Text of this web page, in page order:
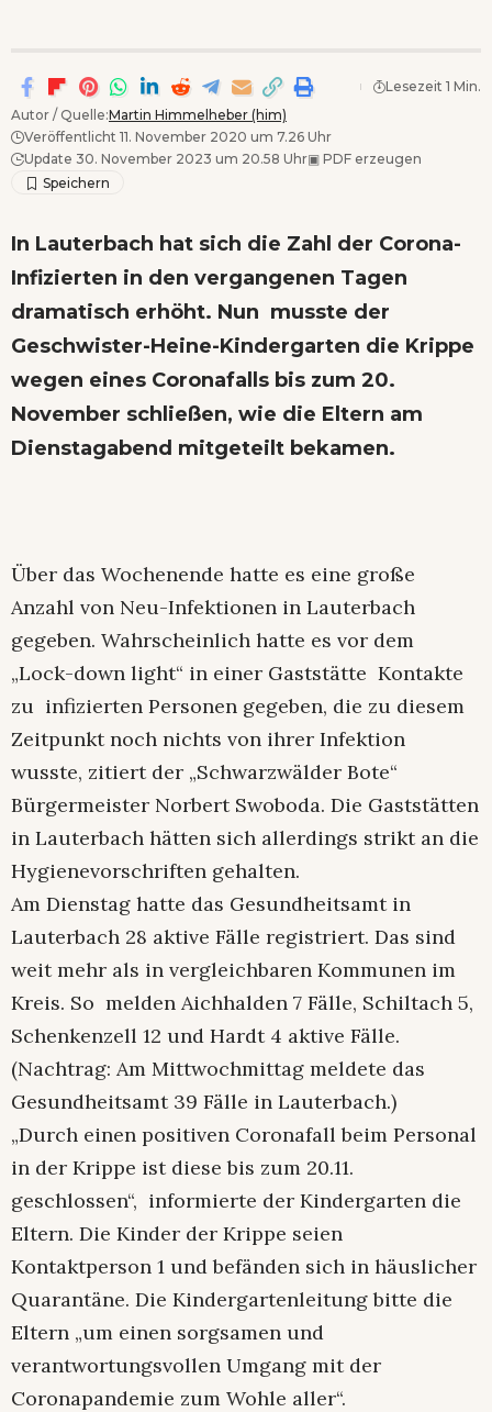
Autor / Quelle:Martin Himmelheber (him)
Veröffentlicht 11. November 2020 um 7.26 Uhr
Update 30. November 2023 um 20.58 Uhr▣ PDF erzeugen
Lesezeit 1 Min.
In Lauterbach hat sich die Zahl der Corona-
Infizierten in den vergangenen Tagen
dramatisch erhöht. Nun musste der
Geschwister-Heine-Kindergarten die Krippe
wegen eines Coronafalls bis zum 20.
November schließen, wie die Eltern am
Dienstagabend mitgeteilt bekamen.
Über das Wochenende hatte es eine große
Anzahl von Neu-Infektionen in Lauterbach
gegeben. Wahrscheinlich hatte es vor dem
„Lock-down light“ in einer Gaststätte Kontakte
zu infizierten Personen gegeben, die zu diesem
Zeitpunkt noch nichts von ihrer Infektion
wusste, zitiert der „Schwarzwälder Bote“
Bürgermeister Norbert Swoboda. Die Gaststätten
in Lauterbach hätten sich allerdings strikt an die
Hygienevorschriften gehalten.
Am Dienstag hatte das Gesundheitsamt in
Lauterbach 28 aktive Fälle registriert. Das sind
weit mehr als in vergleichbaren Kommunen im
Kreis. So melden Aichhalden 7 Fälle, Schiltach 5,
Schenkenzell 12 und Hardt 4 aktive Fälle.
(Nachtrag: Am Mittwochmittag meldete das
Gesundheitsamt 39 Fälle in Lauterbach.)
„Durch einen positiven Coronafall beim Personal
in der Krippe ist diese bis zum 20.11.
geschlossen“, informierte der Kindergarten die
Eltern. Die Kinder der Krippe seien
Kontaktperson 1 und befänden sich in häuslicher
Quarantäne. Die Kindergartenleitung bitte die
Eltern „um einen sorgsamen und
verantwortungsvollen Umgang mit der
Coronapandemie zum Wohle aller“.